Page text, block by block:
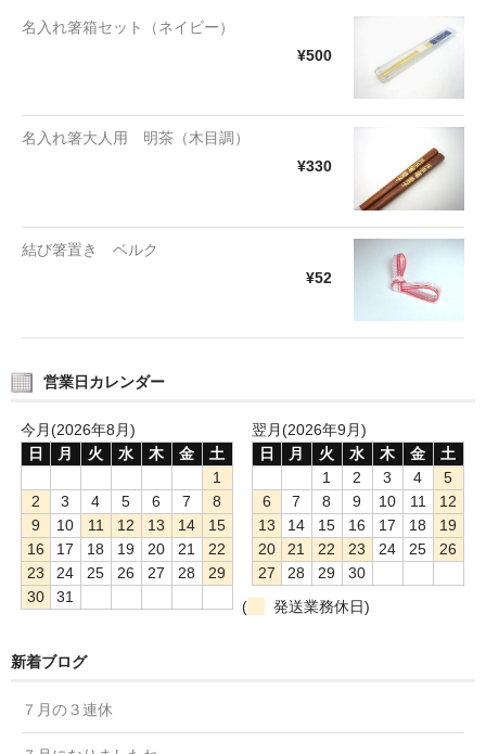
名入れ箸箱セット（ネイビー）
¥500
名入れ箸大人用 明茶（木目調）
¥330
結び箸置き ベルク
¥52
営業日カレンダー
今月(2026年8月)
日
月 火 水 木 金
土
1
2
3 4 5 6 7
8
9
10 11 12 13 14
15
16
17 18 19 20 21
22
23
24 25 26 27 28
29
30
31
翌月(2026年9月)
日
月 火 水 木 金
土
1
2 3 4
5
6
7 8 9 10 11
12
13
14 15 16 17 18
19
20
21 22 23 24 25
26
27
28 29
30
(
発送業務休日)
新着ブログ
７月の３連休